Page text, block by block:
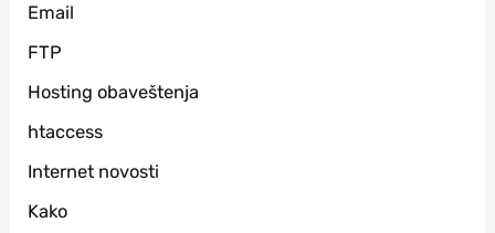
Email
FTP
Hosting obaveštenja
htaccess
Internet novosti
Kako